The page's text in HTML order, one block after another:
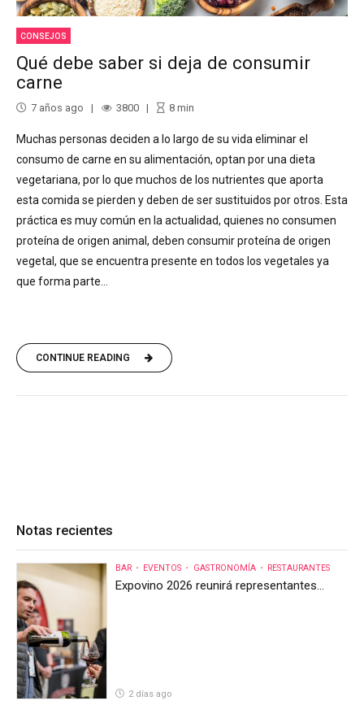
CONSEJOS
Qué debe saber si deja de consumir
carne
7 años ago 3800 8min
Muchas personas deciden a lo largo de su vida eliminar el
consumo de carne en su alimentación, optan por una dieta
vegetariana, por lo que muchos de los nutrientes que aporta
esta comida se pierden y deben de ser sustituidos por otros. Esta
práctica es muy común en la actualidad, quienes no consumen
proteína de origen animal, deben consumir proteína de origen
vegetal, que se encuentra presente en todos los vegetales ya
que forma parte...
CONTINUE READING
Notas recientes
BAR EVENTOS GASTRONOMÍA RESTAURANTES
Expovino 2026 reunirá representantes
2 días ago